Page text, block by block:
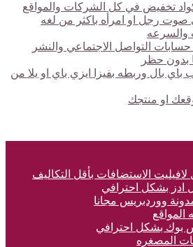
صوت رجل او امرأه باكثر من لغه
والسرعه
التواصل الاجتماعي والنشر
بدون حظر
بال وربطه بفيزا ايزي باي او يلا من
الاستضافات بأقل التكاليف
ادز بشكل احترافي
ووردبريس مجانا
بوك بشكل احترافي
المصغره